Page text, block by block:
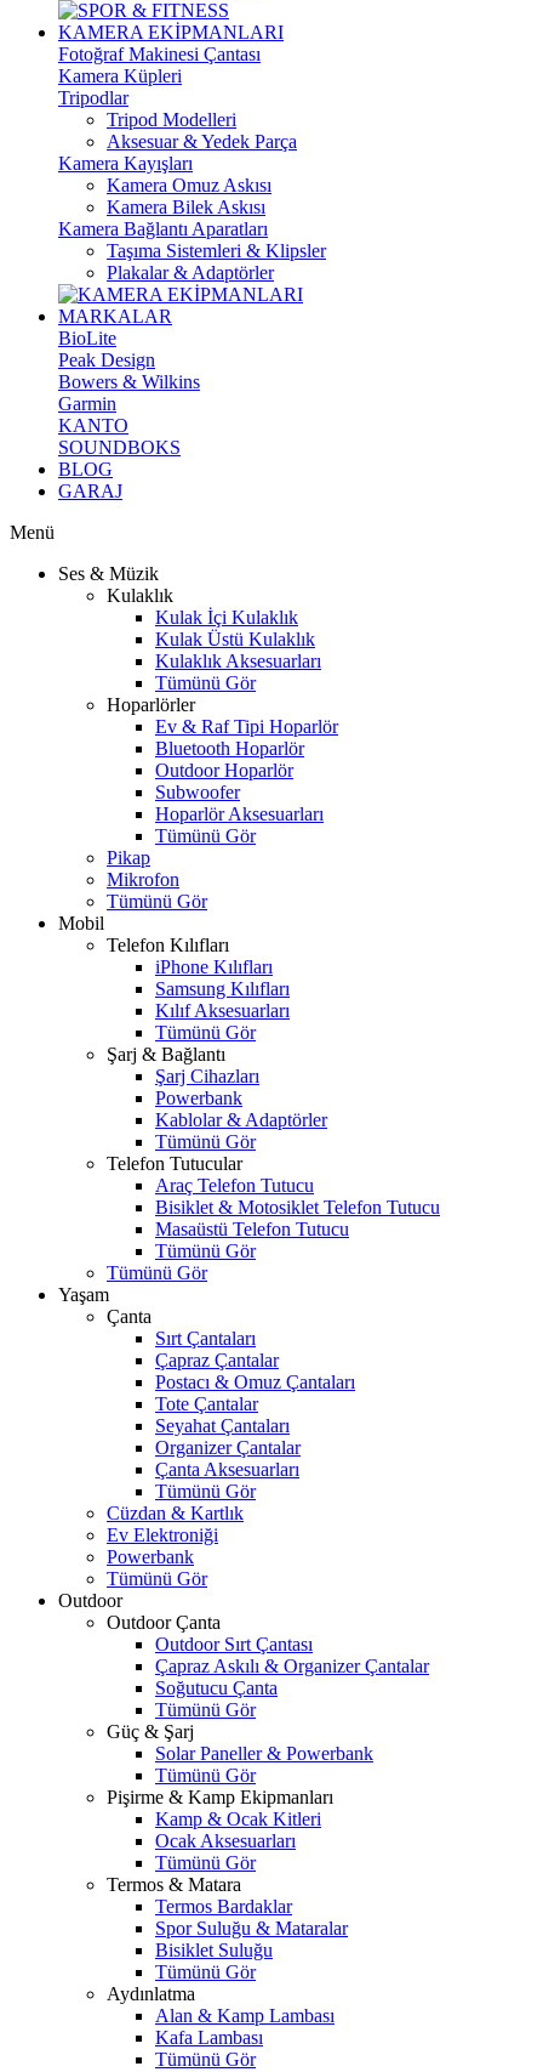
KAMERA EKİPMANLARI
Fotoğraf Makinesi Çantası
Kamera Küpleri
Tripodlar
Tripod Modelleri
Aksesuar & Yedek Parça
Kamera Kayışları
Kamera Omuz Askısı
Kamera Bilek Askısı
Kamera Bağlantı Aparatları
Taşıma Sistemleri & Klipsler
Plakalar & Adaptörler
MARKALAR
BioLite
Peak Design
Bowers & Wilkins
Garmin
KANTO
SOUNDBOKS
BLOG
GARAJ
Menü
Ses & Müzik
Kulaklık
Kulak İçi Kulaklık
Kulak Üstü Kulaklık
Kulaklık Aksesuarları
Tümünü Gör
Hoparlörler
Ev & Raf Tipi Hoparlör
Bluetooth Hoparlör
Outdoor Hoparlör
Subwoofer
Hoparlör Aksesuarları
Tümünü Gör
Pikap
Mikrofon
Tümünü Gör
Mobil
Telefon Kılıfları
iPhone Kılıfları
Samsung Kılıfları
Kılıf Aksesuarları
Tümünü Gör
Şarj & Bağlantı
Şarj Cihazları
Powerbank
Kablolar & Adaptörler
Tümünü Gör
Telefon Tutucular
Araç Telefon Tutucu
Bisiklet & Motosiklet Telefon Tutucu
Masaüstü Telefon Tutucu
Tümünü Gör
Tümünü Gör
Yaşam
Çanta
Sırt Çantaları
Çapraz Çantalar
Postacı & Omuz Çantaları
Tote Çantalar
Seyahat Çantaları
Organizer Çantalar
Çanta Aksesuarları
Tümünü Gör
Cüzdan & Kartlık
Ev Elektroniği
Powerbank
Tümünü Gör
Outdoor
Outdoor Çanta
Outdoor Sırt Çantası
Çapraz Askılı & Organizer Çantalar
Soğutucu Çanta
Tümünü Gör
Güç & Şarj
Solar Paneller & Powerbank
Tümünü Gör
Pişirme & Kamp Ekipmanları
Kamp & Ocak Kitleri
Ocak Aksesuarları
Tümünü Gör
Termos & Matara
Termos Bardaklar
Spor Suluğu & Mataralar
Bisiklet Suluğu
Tümünü Gör
Aydınlatma
Alan & Kamp Lambası
Kafa Lambası
Tümünü Gör